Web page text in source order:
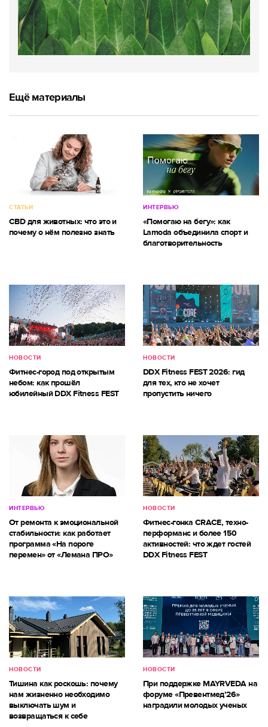
Ещё материалы
СТАТЬИ
CBD для животных: что это и
почему о нём полезно знать
ИНТЕРВЬЮ
«Помогаю на бегу»: как
Lamoda объединила спорт и
благотворительность
НОВОСТИ
Фитнес-город под открытым
небом: как прошёл
юбилейный DDX Fitness FEST
НОВОСТИ
DDX Fitness FEST 2026: гид
для тех, кто не хочет
пропустить ничего
ИНТЕРВЬЮ
От ремонта к эмоциональной
стабильности: как работает
программа «На пороге
перемен» от «Лемана ПРО»
НОВОСТИ
Фитнес-гонка CRACE, техно-
перформанс и более 150
активностей: что ждет гостей
DDX Fitness FEST
НОВОСТИ
Тишина как роскошь: почему
нам жизненно необходимо
выключать шум и
возвращаться к себе
НОВОСТИ
При поддержке MAYRVEDA на
форуме «Превентмед’26»
наградили молодых ученых